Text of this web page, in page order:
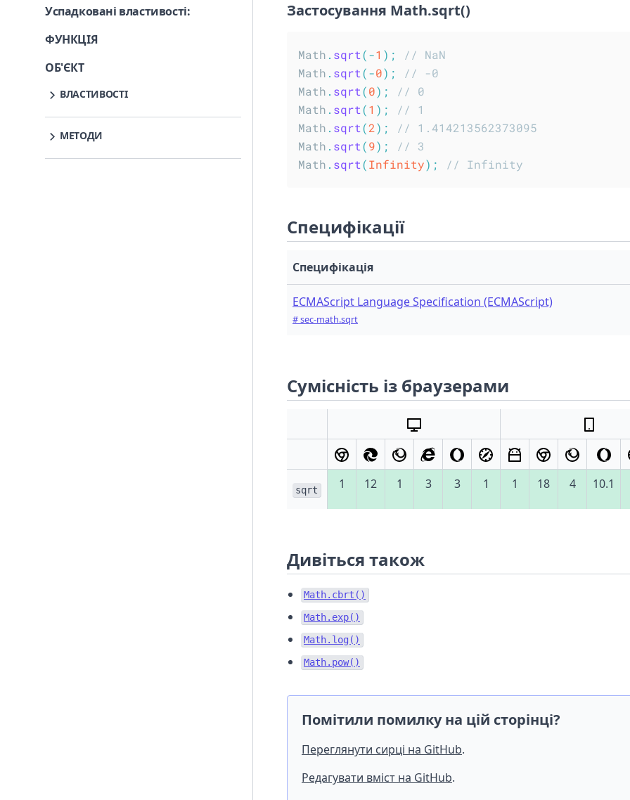
Застосування Math.sqrt()
Math . sqrt(-1 ) ;
// NaN
Math . sqrt(-0) ;
// -0
Math . sqrt(0) ;
// 0
Math . sqrt(1 ) ;
// 1
Math . sqrt(2) ;
// 1.414213562373095
Math . sqrt(9) ;
// 3
Math . sqrt(Infinity) ; // Infinity
Специфікації
Специфікація
ECMAScript Language Specification (ECMAScript)
# sec-math.sqrt
Сумісність із браузерами
sqrt 1 12 1 3 3 1 1 18 4 10.1
Дивіться також
Math.cbrt()
Math.exp()
Math.log()
Math.pow()
Помітили помилку на цій сторінці?
Переглянути сирці на GitHub.
Редагувати вміст на GitHub.
Успадковані властивості:
ФУНКЦІЯ
ОБ'ЄКТ
ВЛАСТИВОСТІ
Object.prototype.__proto__
Object.prototype.constructor
МЕТОДИ
Object.prototype.__defineGetter__()